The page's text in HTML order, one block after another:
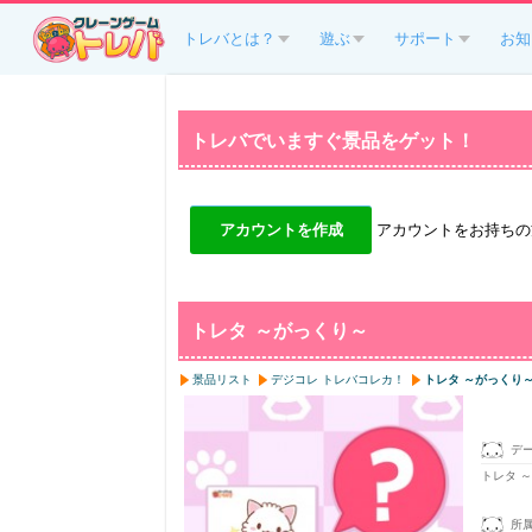
トレバとは？ 遊ぶ サポート お
トレバでいますぐ景品をゲット！
アカウントを作成 アカウントをお持ち
トレタ ～がっくり～
景品リスト デジコレ トレバコレカ！ トレタ ～がっくり
デ
トレタ
所